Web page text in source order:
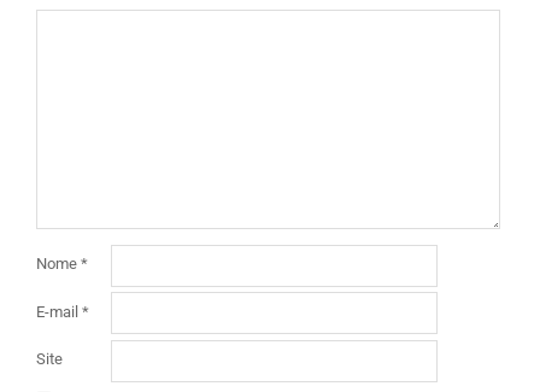
Nome *
E-mail *
Site